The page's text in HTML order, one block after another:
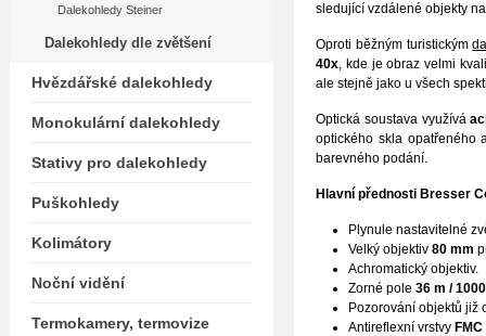
sledující vzdálené objekty
Oproti běžným turistickým
40x, kde je obraz velmi
ale stejně jako u všech
Optická soustava využívá
optického skla opatřeného
barevného podání.
Hlavní přednosti Bresser
Plynule nastavitelné
Velký objektiv 80 mm
Achromatický objektiv.
Zorné pole 36 m /
Pozorování objektů již
Antireflexní vrstvy
Dalekohledy Steiner
Dalekohledy dle zvětšení
Hvězdářské dalekohledy
Monokulární dalekohledy
Stativy pro dalekohledy
Puškohledy
Kolimátory
Noční vidění
Termokamery, termovize